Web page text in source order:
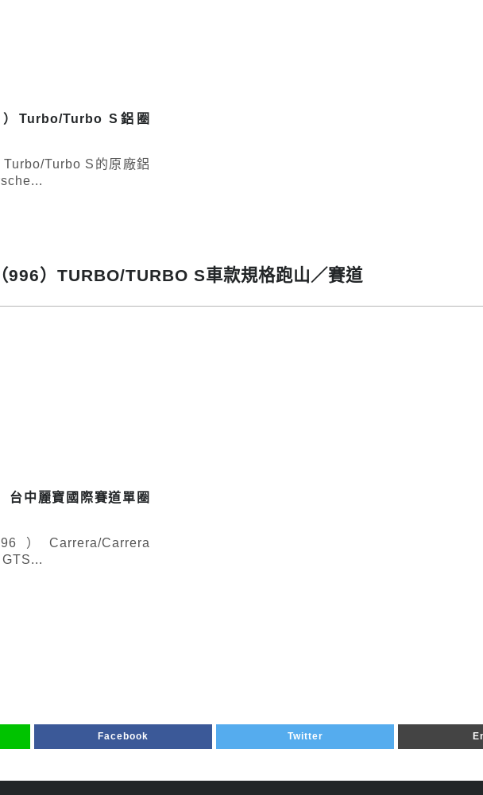
Turbo/Turbo S鋁圈
Turbo S的原廠鋁
996）TURBO/TURBO S車款規格跑山／賽道
台中麗寶國際賽道單圈
）Carrera/Carrera
Facebook Twitter